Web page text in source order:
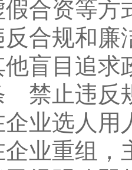
合资等
规和廉
目追求
止违反规
选人用
重组，